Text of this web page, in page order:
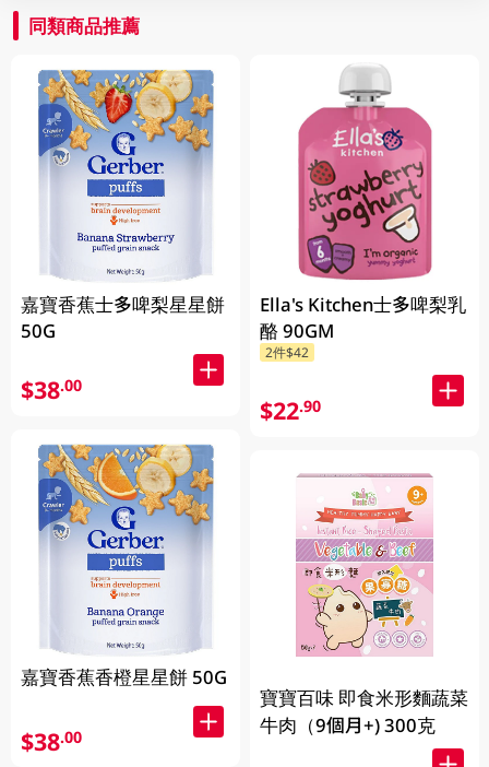
同類商品推薦
嘉寶香蕉士多啤梨星星餅
50G
$38.00
嘉寶香蕉香橙星星餅 50G
$38.00
Ella's Kitchen士多啤梨乳
酪 90GM
2件$42
$22.90
寶寶百味 即食米形麵蔬菜
牛肉（9個月+) 300克